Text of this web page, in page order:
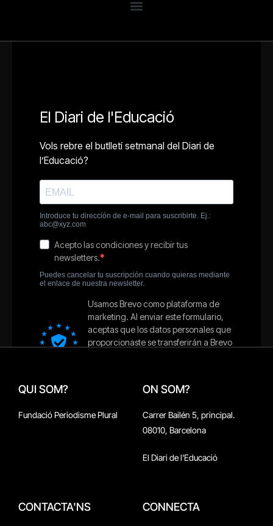
QUI SOM?
Fundació Periodisme Plural
ON SOM?
Carrer Bailén 5, principal.
08010, Barcelona
El Diari de l'Educació
CONTACTA'NS CONNECTA